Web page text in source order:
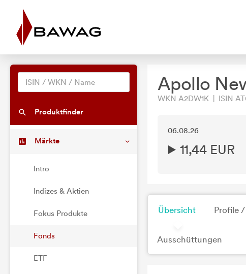
Produktfinder
Märkte
Intro
Indizes & Aktien
Fokus Produkte
Fonds
ETF
Apollo
WKN A2DW1K | ISIN
06.08.26
11,44 EUR
Übersicht Profile
Ausschüttungen